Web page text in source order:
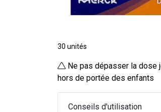
30 unités
Ne pas dépasser la dose
hors de portée des enfants
Conseils d'utilisation